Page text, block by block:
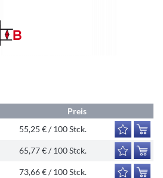
Preis
55,25 € / 100 Stck.
65,77 € / 100 Stck.
73,66 € / 100 Stck.